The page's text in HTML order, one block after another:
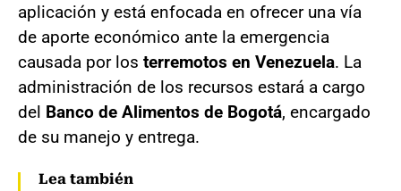
aplicación y está enfocada en ofrecer una vía
de aporte económico ante la emergencia
causada por los terremotos en Venezuela. La
administración de los recursos estará a cargo
del Banco de Alimentos de Bogotá, encargado
de su manejo y entrega.
Lea también